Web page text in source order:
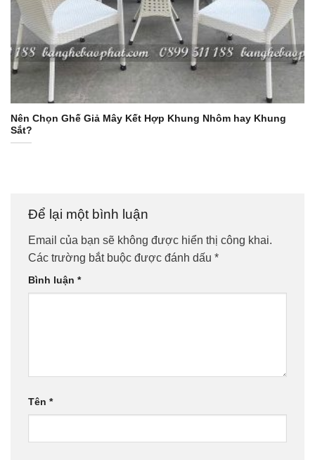
Nên Chọn Ghế Giả Mây Kết Hợp Khung Nhôm hay Khung
Sắt?
Để lại một bình luận
Email của bạn sẽ không được hiển thị công khai.
Các trường bắt buộc được đánh dấu *
Bình luận *
Tên *